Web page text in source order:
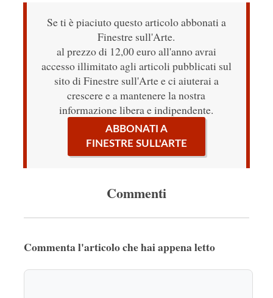
Se ti è piaciuto questo articolo abbonati a
Finestre sull'Arte.
al prezzo di 12,00 euro all'anno avrai
accesso illimitato agli articoli pubblicati sul
sito di Finestre sull'Arte e ci aiuterai a
crescere e a mantenere la nostra
informazione libera e indipendente.
ABBONATI A
FINESTRE SULL'ARTE
Commenti
Commenta l'articolo che hai appena letto